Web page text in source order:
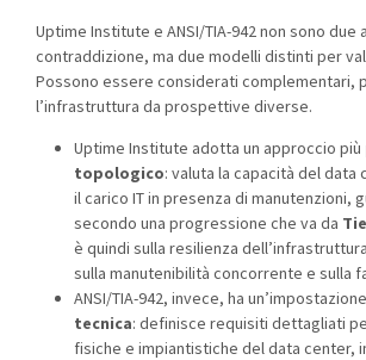
Uptime Institute e ANSI/TIA-942 non sono due
contraddizione, ma due modelli distinti per
Possono essere considerati complementari,
l’infrastruttura da prospettive diverse.
Uptime Institute adotta un approccio più
topologico: valuta la capacità del
il carico IT in presenza di manutenzioni,
secondo una progressione che va da
è quindi sulla resilienza
sulla manutenibilità concorrente e sulla
ANSI/TIA-942, invece, ha
tecnica: definisce requisiti dettagliati
fisiche e impiantistiche del data center,